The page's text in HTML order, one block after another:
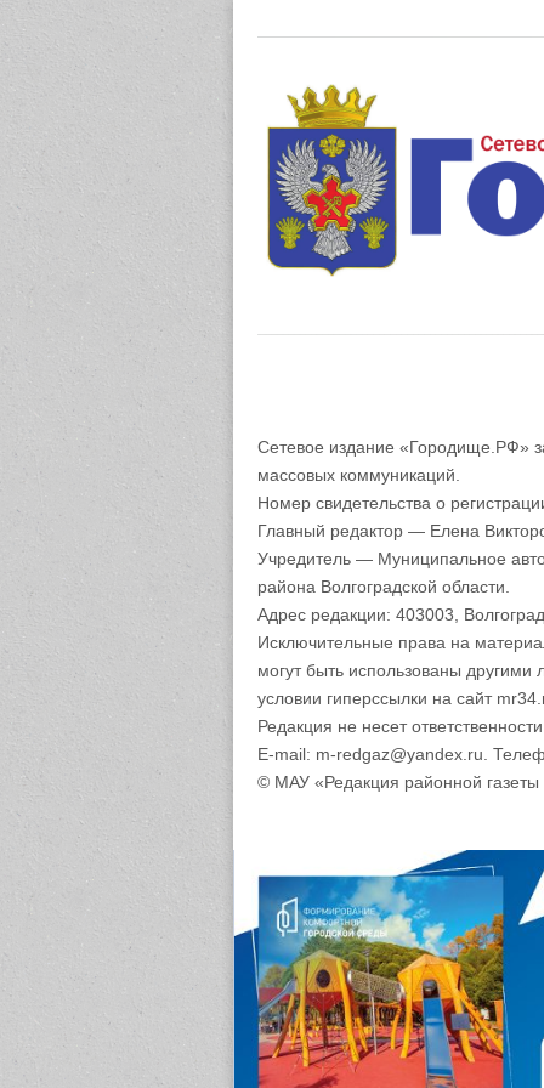
Сетевое издание «Городище.РФ»
массовых коммуникаций.
Номер свидетельства о
Главный редактор — Елена
Учредитель — Муниципальное
района Волгоградской области.
Адрес редакции: 403003,
Исключительные права на
могут быть использованы
условии гиперссылки на сайт
Редакция не несет
E-mail: m-redgaz@yandex.ru.
© МАУ «Редакция районной газеты